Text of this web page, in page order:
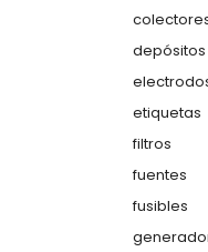
depósitos
etiquetas
filtros
fuentes
fusibles